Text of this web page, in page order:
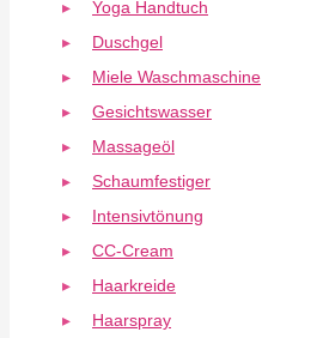
Yoga Handtuch
Duschgel
Miele Waschmaschine
Gesichtswasser
Massageöl
Schaumfestiger
Intensivtönung
CC-Cream
Haarkreide
Haarspray